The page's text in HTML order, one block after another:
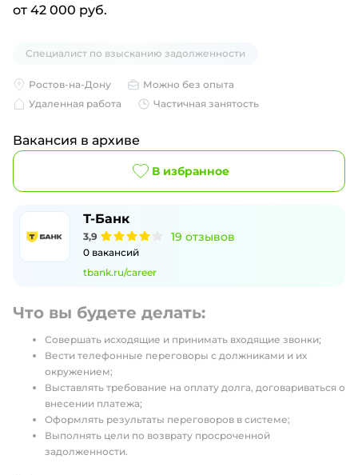
от 42 000 руб.
Специалист по взысканию задолженности
Ростов-на-Дону
Можно без опыта
Удаленная работа
Частичная занятость
Вакансия в архиве
В избранное
Т-Банк
3,9 19 отзывов
0 вакансий
tbank.ru/career
Что вы будете делать:
Совершать исходящие и принимать входящие звонки;
Вести телефонные переговоры с должниками и их
окружением;
Выставлять требование на оплату долга, договариваться о
внесении платежа;
Оформлять результаты переговоров в системе;
Выполнять цели по возврату просроченной
задолженности.